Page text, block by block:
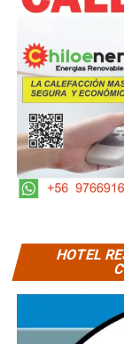
HOTEL